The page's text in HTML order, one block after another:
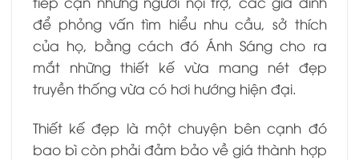
để phỏng vấn tìm hiểu nhu cầu, sở thích
của họ, bằng cách đó Ánh Sáng cho ra
mắt những thiết kế vừa mang nét đẹp
truyền thống vừa có hơi hướng hiện đại.
Thiết kế đẹp là một chuyện bên cạnh đó
bao bì còn phải đảm bảo về giá thành hợp